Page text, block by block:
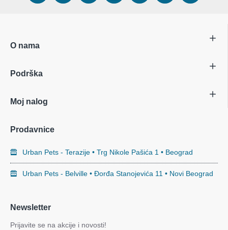
O nama
Podrška
Moj nalog
Prodavnice
Urban Pets - Terazije • Trg Nikole Pašića 1 • Beograd
Urban Pets - Belville • Đorđa Stanojevića 11 • Novi Beograd
Newsletter
Prijavite se na akcije i novosti!